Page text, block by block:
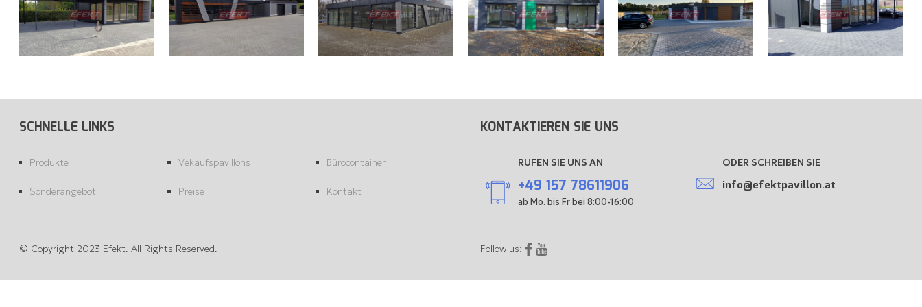
SCHNELLE LINKS
Produkte Vekaufspavillons Bürocontainer
Sonderangebot Preise Kontakt
KONTAKTIEREN SIE UNS
RUFEN SIE UNS AN
+49 157 78611906
ab Mo. bis Fr bei 8:00-16:00
ODER SCHREIBEN SIE
info@efektpavillon.at
© Copyright 2023 Efekt. All Rights Reserved. Follow us: Facebook
YouTube